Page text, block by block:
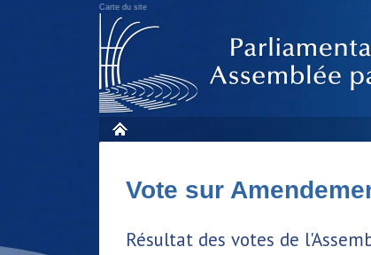
Carte du site
Vote sur
Résultat des votes de